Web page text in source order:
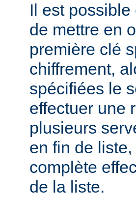
Il est
de mettre en
première clé
chiffrement,
spécifiées le
effectuer une
plusieurs
en fin de
complète
de la liste.